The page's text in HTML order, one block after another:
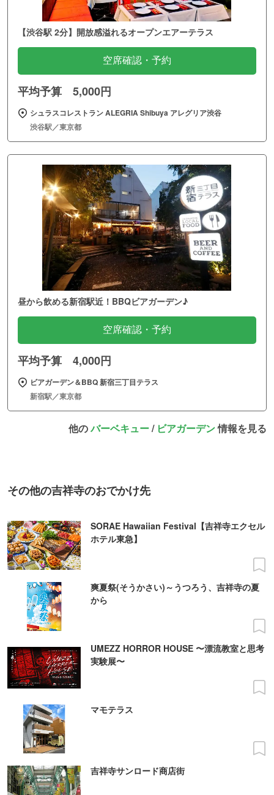
【渋谷駅 2分】開放感溢れるオープンエアーテラス
空席確認・予約
平均予算 5,000円
シュラスコレストラン ALEGRIA Shibuya アレグリア渋谷
渋谷駅／東京都
昼から飲める新宿駅近！BBQビアガーデン♪
空席確認・予約
平均予算 4,000円
ビアガーデン＆BBQ 新宿三丁目テラス
新宿駅／東京都
他のバーベキュー/ ビアガーデン情報を見る
その他の吉祥寺のおでかけ先
SORAE Hawaiian Festival【吉祥寺エクセル
ホテル東急】
爽夏祭(そうかさい)～うつろう、吉祥寺の夏
から
UMEZZ HORROR HOUSE 〜漂流教室と思考
実験展〜
マモテラス
吉祥寺サンロード商店街